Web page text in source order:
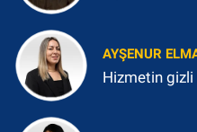
AYŞENUR
Hizmetin gizli